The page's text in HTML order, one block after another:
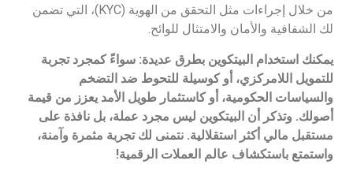
من خلال إجراءات مثل التحقق من الهوية (KYC)، التي تضمن
لك الشفافية والأمان والامتثال للوائح.
يمكنك استخدام البيتكوين بطرق عديدة: سواءً كمجرد تجربة
للتمويل اللامركزي، أو كوسيلة للتحوط ضد التضخم
والسياسات الحكومية، أو كاستثمار طويل الأمد يعزز من قيمة
أصولك. وتذكر أن البيتكوين ليس مجرد عملة، بل نافذة على
مستقبل مالي أكثر استقلالية. نتمنى لك تجربة مثمرة وآمنة،
واستمتع باستكشاف عالم العملات الرقمية!